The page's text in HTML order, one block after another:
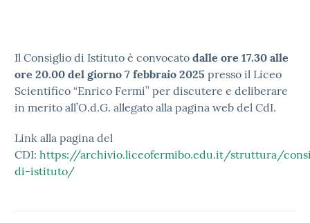
Il Consiglio di Istituto è convocato dalle ore 17.30 alle
ore 20.00 del giorno 7 febbraio 2025 presso il Liceo
Scientifico “Enrico Fermi” per discutere e deliberare
in merito all’O.d.G. allegato alla pagina web del CdI.
Link alla pagina del
CDI: https://archivio.liceofermibo.edu.it/struttura/
di-istituto/